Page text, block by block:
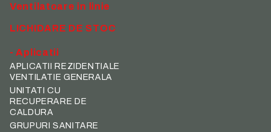
Ventilatoare in linie
LICHIDARE DE STOC
- Aplicatii
APLICATII REZIDENTIALE
VENTILATIE GENERALA
UNITATI CU
RECUPERARE DE
CALDURA
GRUPURI SANITARE